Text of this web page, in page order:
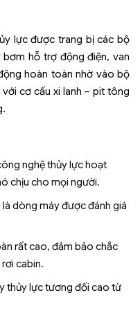
lực được trang bị các bộ
hỗ trợ động điện, van
hoàn toàn nhờ vào bộ
cơ cấu xi lanh – pit tông
nghệ thủy lực hoạt
chịu cho mọi người.
dòng máy được đánh giá
rất cao, đảm bảo chắc
cabin.
thủy lực tương đối cao từ